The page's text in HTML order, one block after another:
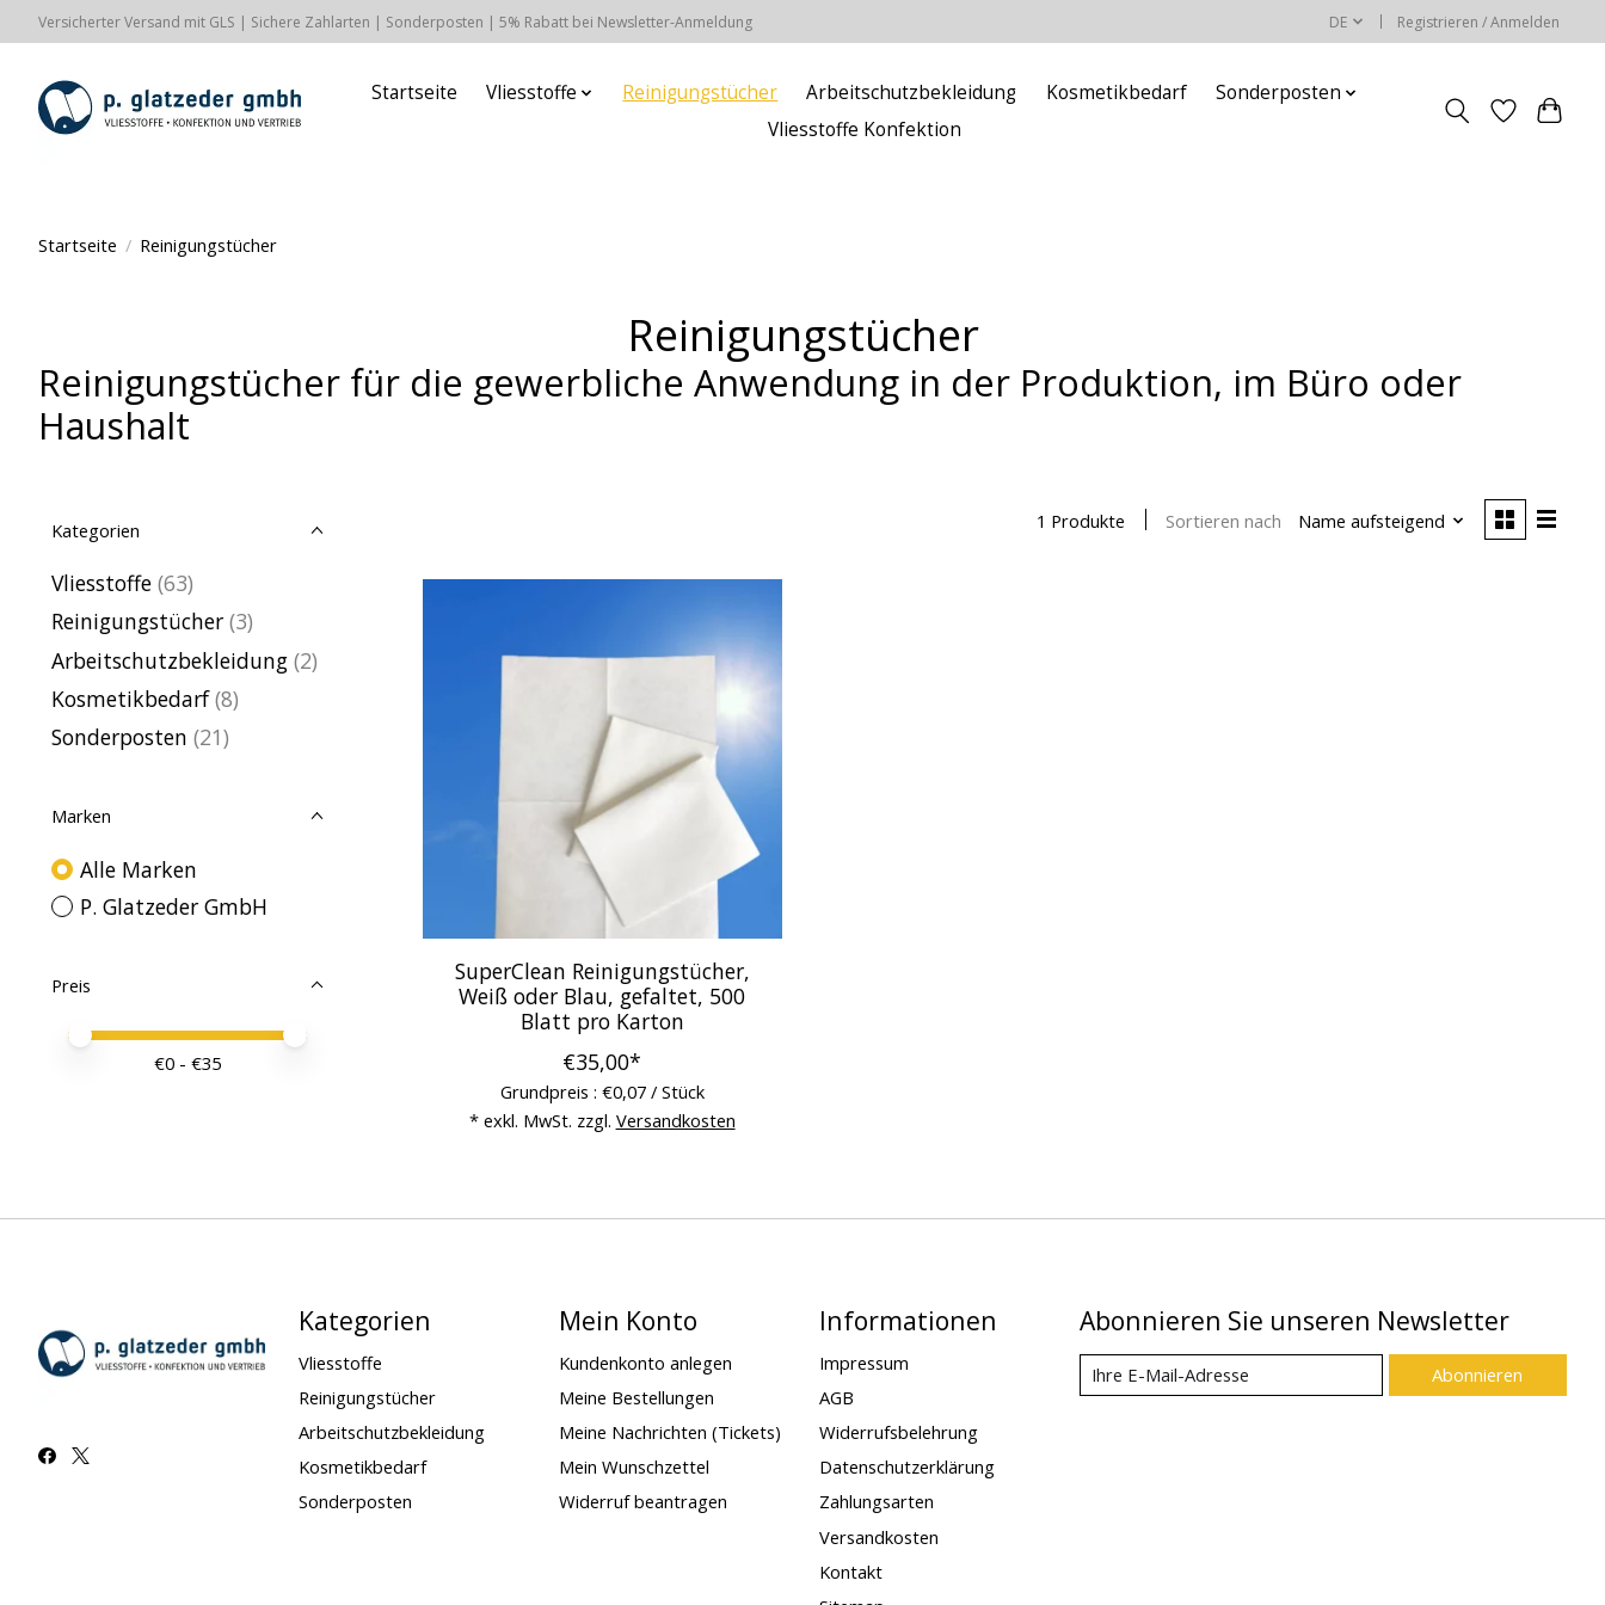
Versicherter Versand mit GLS | Sichere Zahlarten | Sonderposten | 5% Rabatt bei Newsletter-Anmeldung DE Registrieren / Anmelden
Startseite Vliesstoffe Reinigungstücher Arbeitschutzbekleidung Kosmetikbedarf
Sonderposten
Vliesstoffe Konfektion
Startseite / Reinigungstücher
Reinigungstücher
Reinigungstücher für die gewerbliche Anwendung in der Produktion, im Büro oder
Haushalt
Kategorien
Vliesstoffe (63)
Reinigungstücher (3)
Arbeitschutzbekleidung (2)
Kosmetikbedarf (8)
Sonderposten (21)
Marken
Alle Marken
P. Glatzeder GmbH
Preis
Preis – Mindestwert
Price maximum value
€0 - €35
1 Produkte Sortieren nach Name aufsteigend
SuperClean Reinigungstücher,
Weiß oder Blau, gefaltet, 500
Blatt pro Karton
€35,00*
Grundpreis : €0,07 / Stück
* exkl. MwSt. zzgl. Versandkosten
Kategorien
Vliesstoffe
Reinigungstücher
Arbeitschutzbekleidung
Kosmetikbedarf
Sonderposten
Mein Konto
Kundenkonto anlegen
Meine Bestellungen
Meine Nachrichten (Tickets)
Mein Wunschzettel
Widerruf beantragen
Informationen
Impressum
AGB
Widerrufsbelehrung
Datenschutzerklärung
Zahlungsarten
Versandkosten
Kontakt
Abonnieren Sie unseren Newsletter
Abonnieren